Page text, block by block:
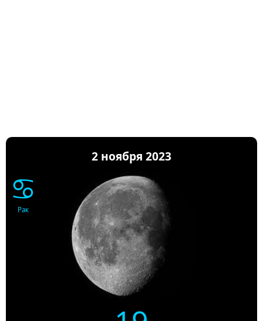
2 ноября 2023
♋
Рак